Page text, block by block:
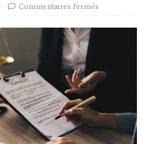
Commentaires fermés